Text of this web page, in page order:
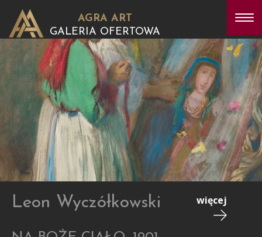
AGRA ART
GALERIA OFERTOWA
Leon Wyczółkowski więcej